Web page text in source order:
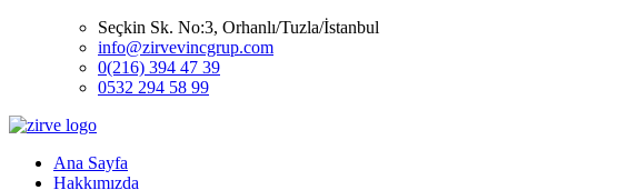
Seçkin Sk. No:3, Orhanlı/Tuzla/İstanbul
info@zirvevincgrup.com
0(216) 394 47 39
0532 294 58 99
Ana Sayfa
Hakkımızda